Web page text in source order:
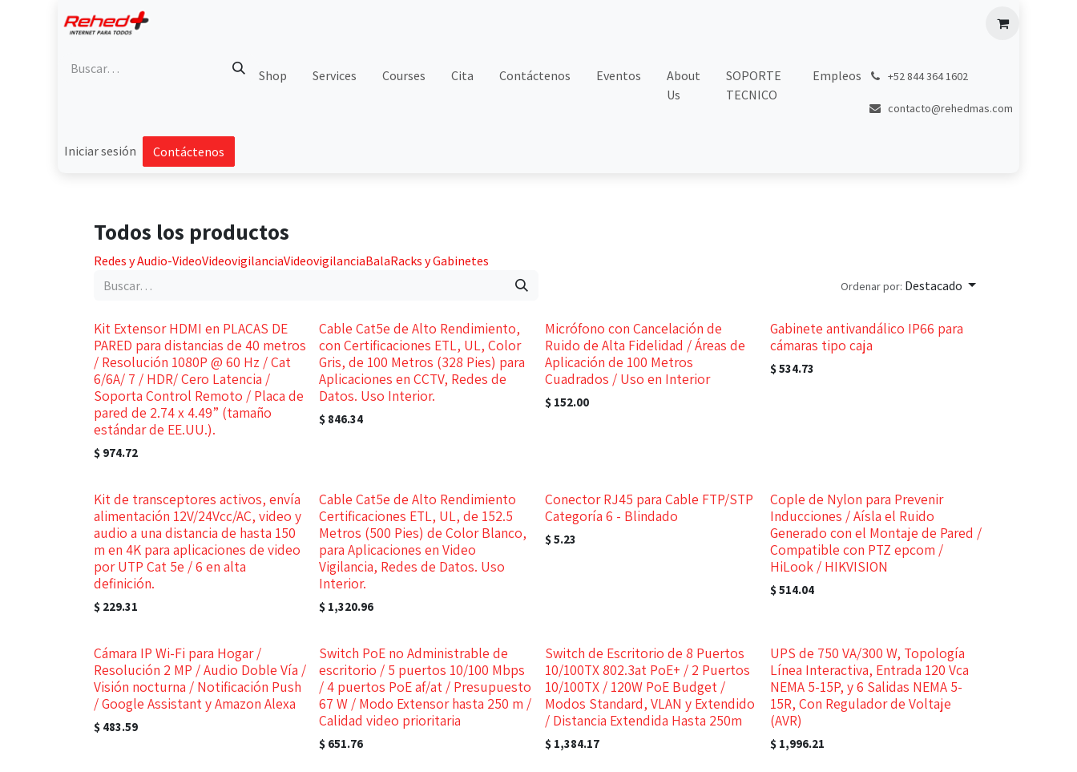
Shop Services Courses Cita Contáctenos Eventos
About
Us
SOPORTE
TECNICO
Empleos +52 844 364 1602
contacto@rehedmas.com
Iniciar sesión Contáctenos
Todos los productos
Redes y Audio-VideoVideovigilanciaVideovigilanciaBalaRacks y Gabinetes
Ordenar por: Destacado
Kit Extensor HDMI en PLACAS DE
PARED para distancias de 40 metros
/ Resolución 1080P @ 60 Hz / Cat
6/6A/ 7 / HDR/ Cero Latencia /
Soporta Control Remoto / Placa de
pared de 2.74 x 4.49” (tamaño
estándar de EE.UU.).
$ 974.72
Cable Cat5e de Alto Rendimiento,
con Certificaciones ETL, UL, Color
Gris, de 100 Metros (328 Pies) para
Aplicaciones en CCTV, Redes de
Datos. Uso Interior.
$ 846.34
Micrófono con Cancelación de
Ruido de Alta Fidelidad / Áreas de
Aplicación de 100 Metros
Cuadrados / Uso en Interior
$ 152.00
Gabinete antivandálico IP66 para
cámaras tipo caja
$534.73
Kit de transceptores activos, envía
alimentación 12V/24Vcc/AC, video y
audio a una distancia de hasta 150
m en 4K para aplicaciones de video
por UTP Cat 5e / 6 en alta
definición.
$ 229.31
Cable Cat5e de Alto Rendimiento
Certificaciones ETL, UL, de 152.5
Metros (500 Pies) de Color Blanco,
para Aplicaciones en Video
Vigilancia, Redes de Datos. Uso
Interior.
$ 1,320.96
Conector RJ45 para Cable FTP/STP
Categoría 6 - Blindado
$5.23
Cople de Nylon para Prevenir
Inducciones / Aísla el Ruido
Generado con el Montaje de Pared /
Compatible con PTZ epcom /
HiLook / HIKVISION
$514.04
Cámara IP Wi-Fi para Hogar /
Resolución 2 MP / Audio Doble Vía /
Visión nocturna / Notificación Push
/ Google Assistant y Amazon Alexa
$ 483.59
Switch PoE no Administrable de
escritorio / 5 puertos 10/100 Mbps
/ 4 puertos PoE af/at / Presupuesto
67 W / Modo Extensor hasta 250 m /
Calidad video prioritaria
$ 651.76
Switch de Escritorio de 8 Puertos
10/100TX 802.3at PoE+ / 2 Puertos
10/100TX / 120W PoE Budget /
Modos Standard, VLAN y Extendido
/ Distancia Extendida Hasta 250m
$ 1,384.17
UPS de 750 VA/300 W, Topología
Línea Interactiva, Entrada 120 Vca
NEMA 5-15P, y 6 Salidas NEMA 5-
15R, Con Regulador de Voltaje
(AVR)
$ 1,996.21